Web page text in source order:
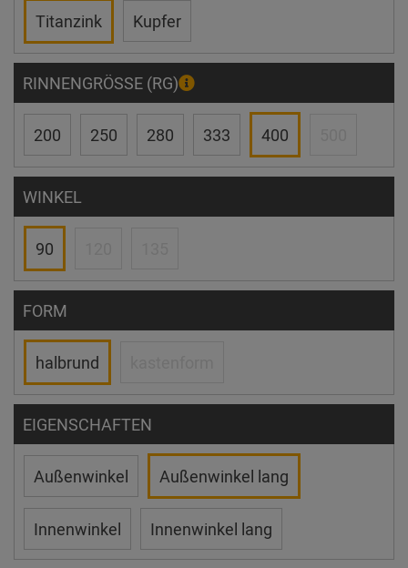
Titanzink Kupfer
RINNENGRÖSSE (RG)
200 250 280 333 400
WINKEL
90
FORM
halbrund
EIGENSCHAFTEN
Außenwinkel Außenwinkel lang
Innenwinkel Innenwinkel lang